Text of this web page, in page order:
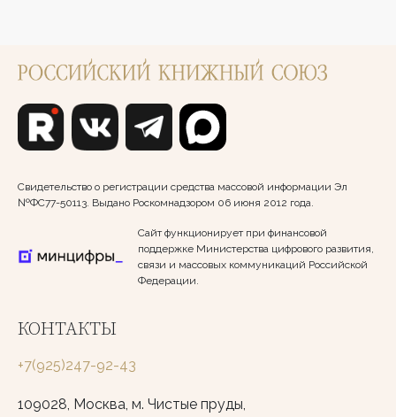
Свидетельство о регистрации средства массовой информации Эл
№ФС77-50113. Выдано Роскомнадзором 06 июня 2012 года.
Сайт функционирует при финансовой
поддержке Министерства цифрового развития,
связи и массовых коммуникаций Российской
Федерации.
КОНТАКТЫ
+7(925)247-92-43
109028, Москва, м. Чистые пруды,